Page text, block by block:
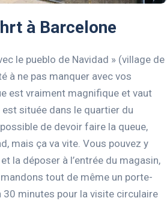
à Barcelone
le pueblo de Navidad » (village de
à ne pas manquer avec vos
est vraiment magnifique et vaut
située dans le quartier du
de devoir faire la queue,
mais ça va vite. Vous pouvez y
la déposer à l’entrée du magasin,
tout de même un porte-
30 minutes pour la visite circulaire